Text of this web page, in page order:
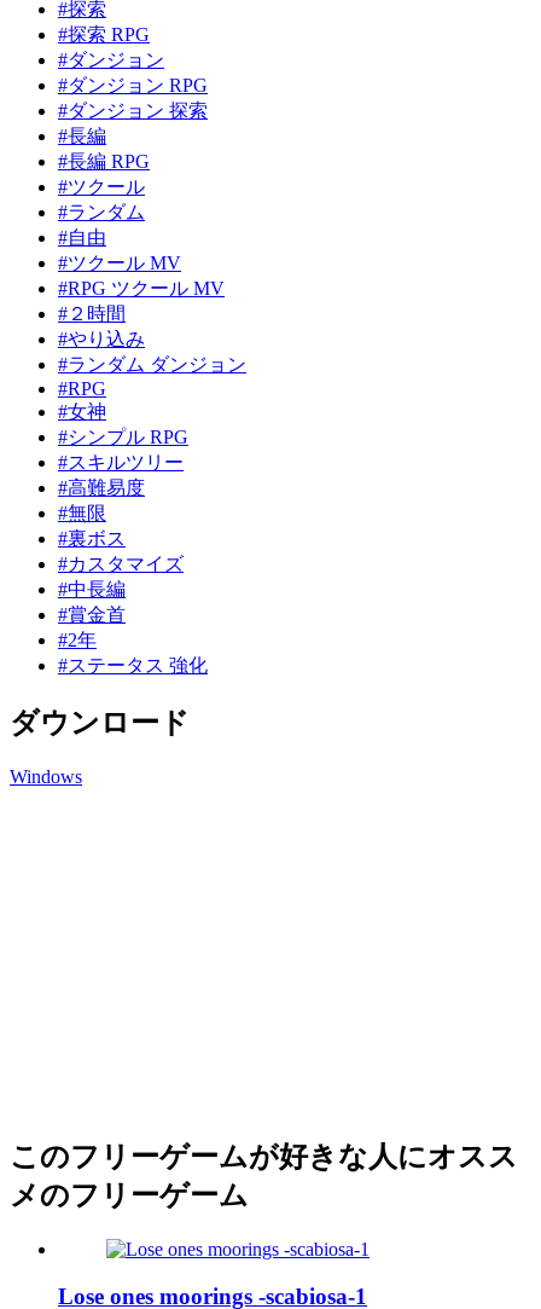
#探索
#探索 RPG
#ダンジョン
#ダンジョン RPG
#ダンジョン 探索
#長編
#長編 RPG
#ツクール
#ランダム
#自由
#ツクール MV
#RPG ツクール MV
#２時間
#やり込み
#ランダム ダンジョン
#RPG
#女神
#シンプル RPG
#スキルツリー
#高難易度
#無限
#裏ボス
#カスタマイズ
#中長編
#賞金首
#2年
#ステータス 強化
ダウンロード
Windows
このフリーゲームが好きな人にオスス
メのフリーゲーム
Lose ones moorings -scabiosa-1